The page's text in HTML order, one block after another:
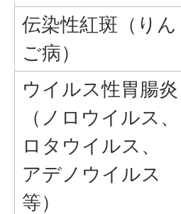
伝染性紅斑（りん
ご病）
ウイルス性胃腸炎
（ノロウイルス、
ロタウイルス、
アデノウイルス
等）